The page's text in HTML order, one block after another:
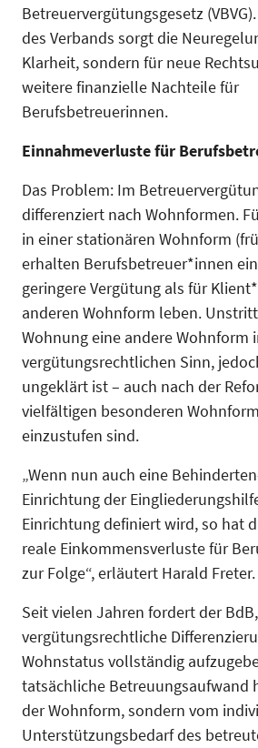
Betreuervergütungsgesetz
des Verbands sorgt die
Klarheit, sondern für neue
weitere finanzielle Nachteile für
Berufsbetreuerinnen.
Einnahmeverluste für
Das Problem: Im
differenziert nach Wohnformen.
in einer stationären Wohnform
erhalten Berufsbetreuer*innen
geringere Vergütung als für
anderen Wohnform leben.
Wohnung eine andere Wohnform
vergütungsrechtlichen Sinn,
ungeklärt ist – auch nach der
vielfältigen besonderen
einzustufen sind.
„Wenn nun auch eine
Einrichtung der
Einrichtung definiert wird, so hat
reale Einkommensverluste für
zur Folge“, erläutert Harald Freter.
Seit vielen Jahren fordert der
vergütungsrechtliche
Wohnstatus vollständig
tatsächliche Betreuungsaufwand
der Wohnform, sondern vom
Unterstützungsbedarf des